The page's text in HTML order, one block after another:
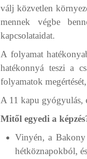
válj közvetlen
mennek végbe
kapcsolataidat.
A folyamat
hatékonnyá teszi a
folyamatok
A 11 kapu gyógyulás,
Mitől egyedi a
Vinyén, a Bakony
hétköznapokból,